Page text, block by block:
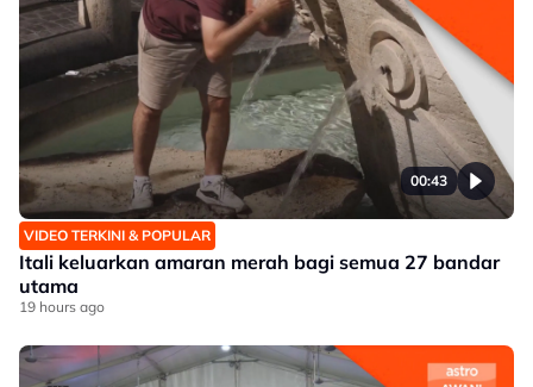
00:43
VIDEO TERKINI & POPULAR
Itali keluarkan amaran merah bagi semua 27 bandar
utama
19 hours ago